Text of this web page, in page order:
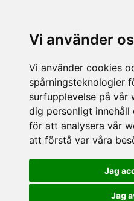
Vi använder
Vi använder cookies
spårningsteknologier
surfupplevelse på vår
dig personligt innehåll
för att analysera vår
att förstå var våra
Jag
Jag